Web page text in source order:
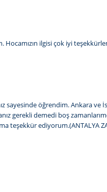
Hocamızın ilgisi çok iyi
sayesinde öğrendim. Ankara ve
demedi boş
ediyorum.(ANTALYA